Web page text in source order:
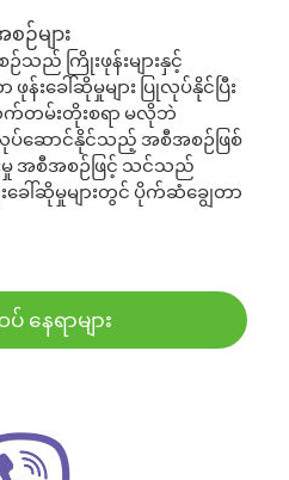
ဉ်များ
သည် ကြိုးဖုန်းများနှင့်
န်းခေါ်ဆိုမှုများ ပြုလုပ်နိုင်ပြီး
တမ်းတိုးစရာ မလိုဘဲ
ပ်ဆောင်နိုင်သည့် အစီအစဉ်ဖြစ်
မှု အစီအစဉ်ဖြင့် သင်သည်
ခေါ်ဆိုမှုများတွင် ပိုက်ဆံချွေတာ
နေရာများ